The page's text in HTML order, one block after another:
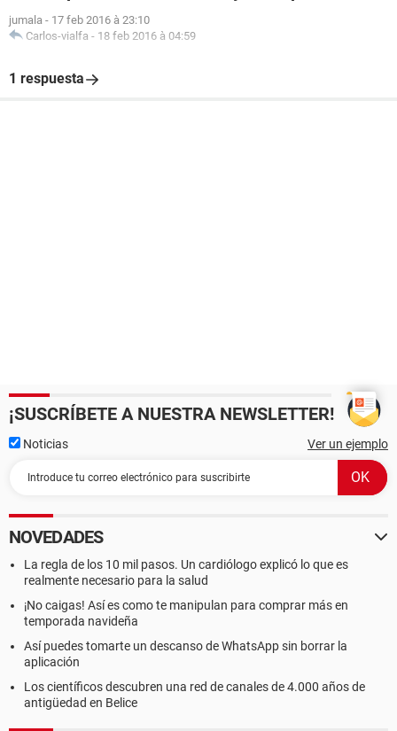
jumala - 17 feb 2016 à 23:10
Carlos-vialfa - 18 feb 2016 à 04:59
1 respuesta
¡SUSCRÍBETE A NUESTRA NEWSLETTER!
Noticias Ver un ejemplo
NOVEDADES
La regla de los 10 mil pasos. Un cardiólogo explicó lo que es
realmente necesario para la salud
¡No caigas! Así es como te manipulan para comprar más en
temporada navideña
Así puedes tomarte un descanso de WhatsApp sin borrar la
aplicación
Los científicos descubren una red de canales de 4.000 años de
antigüedad en Belice